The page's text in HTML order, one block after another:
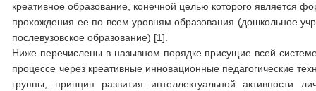
креативное образование, конечной целью которого является
прохождения ее по всем уровням образования (дошкольное
послевузовское образование) [1].
Ниже перечислены в назывном порядке присущие всей
процессе через креативные инновационные педагогические
группы, принцип развития интеллектуальной активности